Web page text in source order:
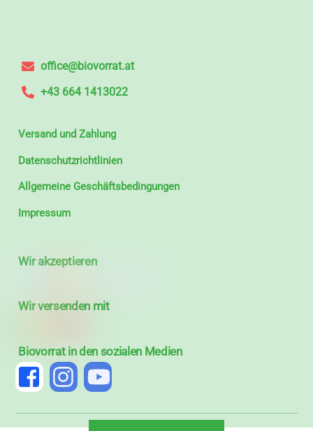
office@biovorrat.at
+43 664 1413022
Versand und Zahlung
Datenschutzrichtlinien
Allgemeine Geschäftsbedingungen
Impressum
Wir akzeptieren
Wir versenden mit
Biovorrat in den sozialen Medien